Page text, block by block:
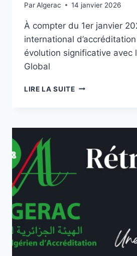
ParAlgerac 14 janvier 2026
À compter du 1er janvier
international
évolution significative avec
Global
LIRE LA SUITE